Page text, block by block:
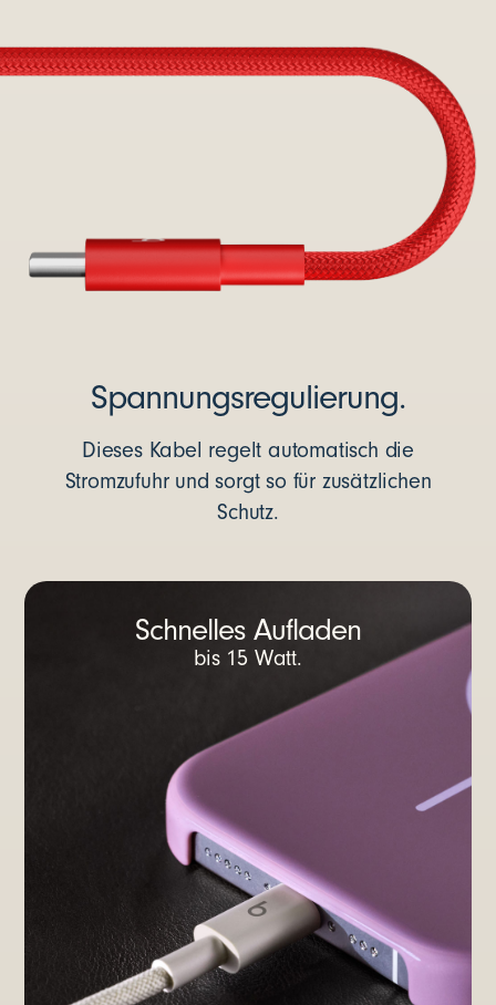
Spannungsregulierung.
Dieses Kabel regelt automatisch die
Stromzufuhr und sorgt so für zusätzlichen
Schutz.
Schnelles Aufladen
bis 15 Watt.